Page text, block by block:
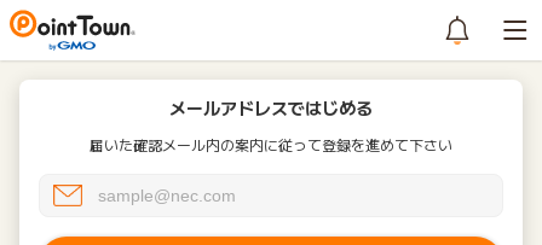
メールアドレスではじめる
届いた確認メール内の案内に従って登録を進めて下さい